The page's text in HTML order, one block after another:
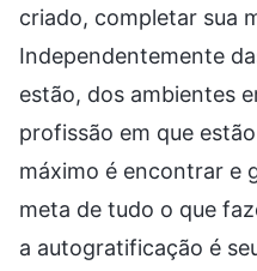
criado, completar sua
Independentemente
estão, dos ambientes
profissão em que
máximo é encontrar e
meta de tudo o que
a autogratificação é